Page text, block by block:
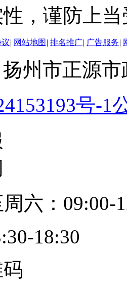
，谨防上
| 网站地图 | 排名推广| 广告服务|
州市正源
号-1
六：09:00-
18:30